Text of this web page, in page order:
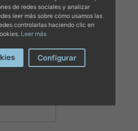
de redes sociales y analizar
leer más sobre cómo usamos las
controlarlas haciendo clic en
Leer más
Configurar